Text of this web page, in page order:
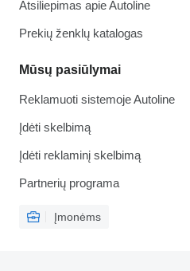
Atsiliepimas apie Autoline
Prekių ženklų katalogas
Mūsų pasiūlymai
Reklamuoti sistemoje Autoline
Įdėti skelbimą
Įdėti reklaminį skelbimą
Partnerių programa
Įmonėms